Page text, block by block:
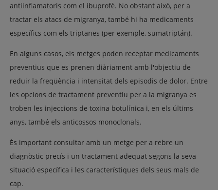
antiinflamatoris com el ibuprofè. No obstant això, per a
tractar els atacs de migranya, també hi ha medicaments
específics com els triptanes (per exemple, sumatriptán).
En alguns casos, els metges poden receptar medicaments
preventius que es prenen diàriament amb l'objectiu de
reduir la freqüència i intensitat dels episodis de dolor. Entre
les opcions de tractament preventiu per a la migranya es
troben les injeccions de toxina botulínica i, en els últims
anys, també els anticossos monoclonals.
És important consultar amb un metge per a rebre un
diagnòstic precís i un tractament adequat segons la seva
situació específica i les característiques dels seus mals de
cap.